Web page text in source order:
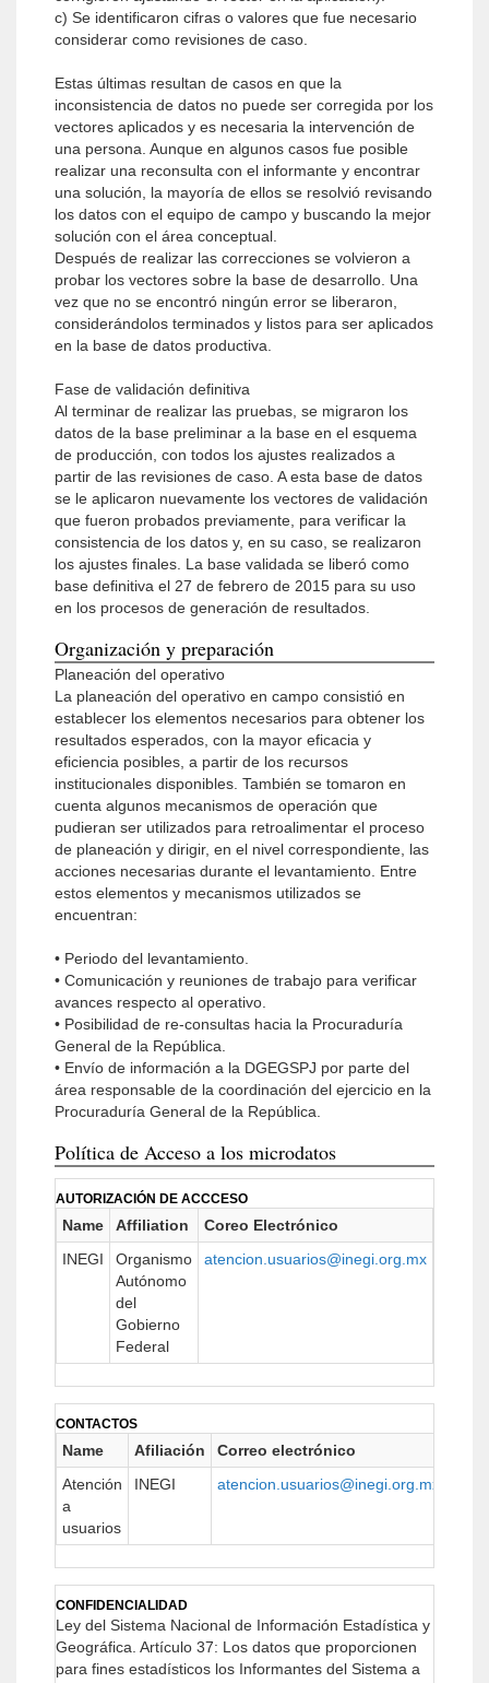
c) Se identificaron cifras o valores que fue necesario
considerar como revisiones de caso.
Estas últimas resultan de casos en que la
inconsistencia de datos no puede ser corregida por los
vectores aplicados y es necesaria la intervención de
una persona. Aunque en algunos casos fue posible
realizar una reconsulta con el informante y encontrar
una solución, la mayoría de ellos se resolvió revisando
los datos con el equipo de campo y buscando la mejor
solución con el área conceptual.
Después de realizar las correcciones se volvieron a
probar los vectores sobre la base de desarrollo. Una
vez que no se encontró ningún error se liberaron,
considerándolos terminados y listos para ser aplicados
en la base de datos productiva.
Fase de validación definitiva
Al terminar de realizar las pruebas, se migraron los
datos de la base preliminar a la base en el esquema
de producción, con todos los ajustes realizados a
partir de las revisiones de caso. A esta base de datos
se le aplicaron nuevamente los vectores de validación
que fueron probados previamente, para verificar la
consis­tencia de los datos y, en su caso, se realizaron
los ajustes finales. La base validada se liberó como
base definitiva el 27 de febrero de 2015 para su uso
en los procesos de generación de resultados.
Organización y preparación
Planeación del operativo
La planeación del operativo en campo consistió en
establecer los elementos necesarios para obtener los
resultados esperados, con la mayor eficacia y
eficiencia posibles, a partir de los recursos
institucionales disponibles. También se tomaron en
cuenta algunos mecanismos de operación que
pudieran ser utilizados para retroalimentar el proceso
de planeación y dirigir, en el nivel correspondiente, las
acciones necesarias durante el levantamiento. Entre
estos elementos y mecanismos utilizados se
encuentran:
• Periodo del levantamiento.
• Comunicación y reuniones de trabajo para verificar
avances respecto al operativo.
• Posibilidad de re-consultas hacia la Procuraduría
General de la República.
• Envío de información a la DGEGSPJ por parte del
área responsable de la coordinación del ejercicio en la
Procuraduría General de la República.
Política de Acceso a los microdatos
AUTORIZACIÓN DE ACCCESO
Name Affiliation Coreo Electrónico
INEGI
Organismo
Autónomo
del
Gobierno
Federal
atencion.usuarios@inegi.org.mx
CONTACTOS
Name Afiliación Correo electrónico
Atención
a
usuarios
INEGI atencion.usuarios@inegi.org.mx
CONFIDENCIALIDAD
Ley del Sistema Nacional de Información Estadística y
Geográfica. Artículo 37: Los datos que proporcionen
para fines estadísticos los Informantes del Sistema a